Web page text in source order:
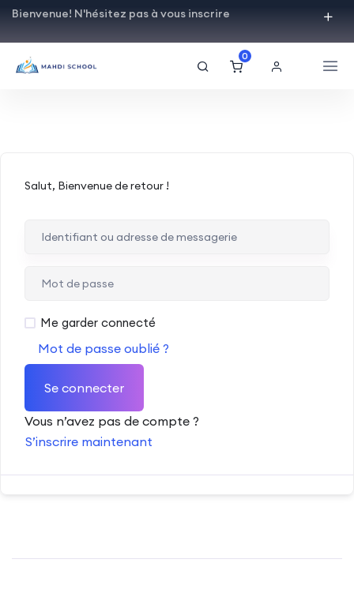
Bienvenue! N'hésitez pas à vous inscrire
0
Salut, Bienvenue de retour !
Me garder connecté
Mot de passe oublié ?
Se connecter
Vous n’avez pas de compte ?
S’inscrire maintenant